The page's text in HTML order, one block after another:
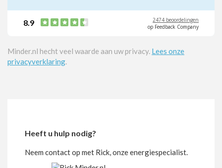
8.9
2474 beoordelingen
op Feedback Company
Minder.nl hecht veel waarde aan uw privacy. Lees onze
privacyverklaring.
Heeft u hulp nodig?
Neem contact op met Rick, onze energiespecialist.